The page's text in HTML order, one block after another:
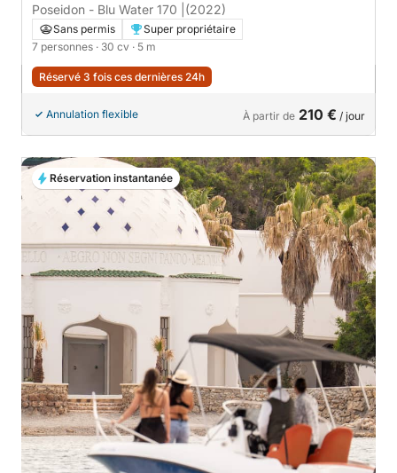
Poseidon - Blu Water 170 | (2022)
Sans permis
Super propriétaire
7 personnes · 30 cv · 5 m
Réservé 3 fois ces dernières 24h
Annulation flexible À partir de 210 € / jour
Réservation instantanée